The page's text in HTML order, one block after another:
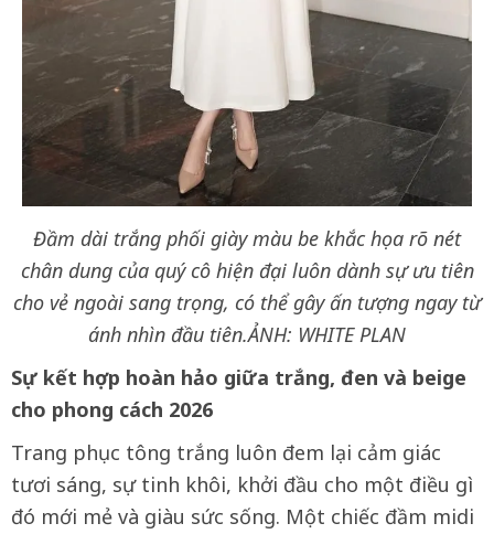
Đầm dài trắng phối giày màu be khắc họa rõ nét
chân dung của quý cô hiện đại luôn dành sự ưu tiên
cho vẻ ngoài sang trọng, có thể gây ấn tượng ngay từ
ánh nhìn đầu tiên.ẢNH: WHITE PLAN
Sự kết hợp hoàn hảo giữa trắng, đen và beige
cho phong cách 2026
Trang phục tông trắng luôn đem lại cảm giác
tươi sáng, sự tinh khôi, khởi đầu cho một điều gì
đó mới mẻ và giàu sức sống. Một chiếc đầm midi